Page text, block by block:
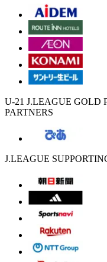
U-21 J.LEAGUE GOLD
PARTNERS
J.LEAGUE